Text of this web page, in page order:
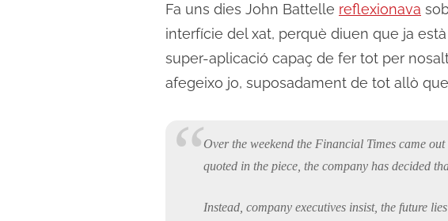
Fa uns dies John Battelle reflexionava
interfície del xat, perquè diuen que ja
super-aplicació capaç de fer tot per
afegeixo jo, suposadament de tot allò
Over the weekend the Financial Times came
quoted in the piece, the company has decided
Instead, company executives insist, the future